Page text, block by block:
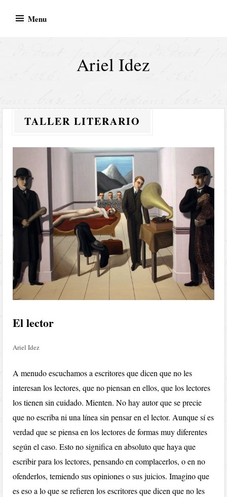
Menu
Ariel Idez
TALLER LITERARIO
El lector
Ariel Idez
A menudo escuchamos a escritores que dicen que no les
interesan los lectores, que no piensan en ellos, que los lectores
los tienen sin cuidado. Mienten. No hay autor que se precie
que no escriba ni una línea sin pensar en el lector. Aunque sí es
verdad que se piensa en los lectores de formas muy diferentes
según el caso. Esto no significa en absoluto que haya que
escribir para los lectores, pensando en complacerlos, o en no
ofenderlos, temiendo sus opiniones o sus juicios. Imagino que
es eso a lo que se refieren los escritores que dicen que no les